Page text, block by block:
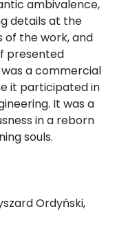
ambivalence,
details at the
the work, and
presented
a commercial
it participated in
It was a
in a reborn
souls.
Ordyński,